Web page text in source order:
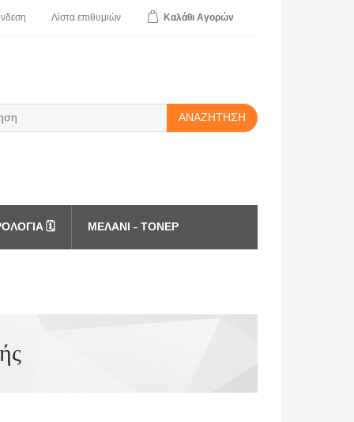
Λίστα επιθυμιών Καλάθι Αγορών
ΑΝΑΖΉΤΗΣΗ
🗓️ ΜΕΛΆΝΙ - ΤΌΝΕΡ